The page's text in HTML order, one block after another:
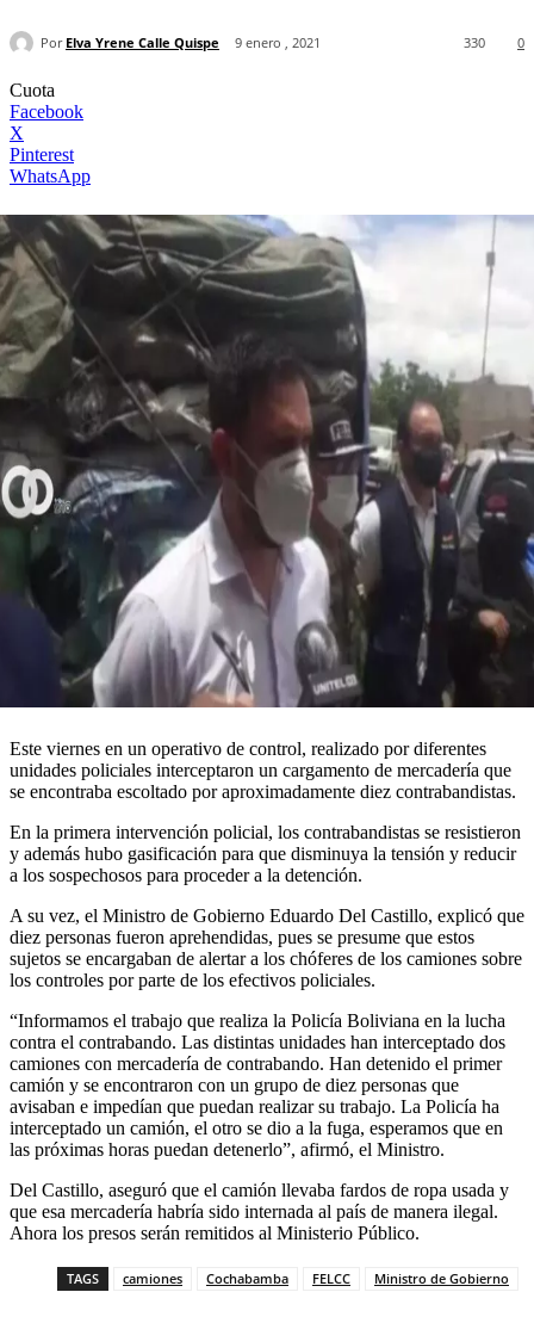
Por Elva Yrene Calle Quispe 9 enero , 2021 0
330
Cuota
Facebook
X
Pinterest
WhatsApp
Este viernes en un operativo de control, realizado por diferentes
unidades policiales interceptaron un cargamento de mercadería que
se encontraba escoltado por aproximadamente diez contrabandistas.
En la primera intervención policial, los contrabandistas se resistieron
y además hubo gasificación para que disminuya la tensión y reducir
a los sospechosos para proceder a la detención.
A su vez, el Ministro de Gobierno Eduardo Del Castillo, explicó que
diez personas fueron aprehendidas, pues se presume que estos
sujetos se encargaban de alertar a los chóferes de los camiones sobre
los controles por parte de los efectivos policiales.
“Informamos el trabajo que realiza la Policía Boliviana en la lucha
contra el contrabando. Las distintas unidades han interceptado dos
camiones con mercadería de contrabando. Han detenido el primer
camión y se encontraron con un grupo de diez personas que
avisaban e impedían que puedan realizar su trabajo. La Policía ha
interceptado un camión, el otro se dio a la fuga, esperamos que en
las próximas horas puedan detenerlo”, afirmó, el Ministro.
Del Castillo, aseguró que el camión llevaba fardos de ropa usada y
que esa mercadería habría sido internada al país de manera ilegal.
Ahora los presos serán remitidos al Ministerio Público.
TAGS camiones Cochabamba FELCC Ministro de Gobierno